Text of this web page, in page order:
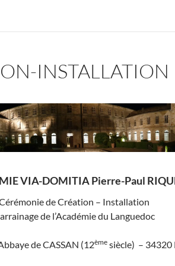
INSTALLATION
VIA-DOMITIA Pierre-Paul
de Création – Installation
de l’Académie du Languedoc
de CASSAN (12ème siècle) – 34320